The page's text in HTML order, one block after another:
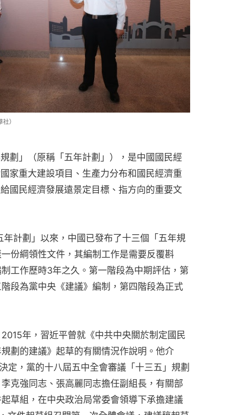
）
劃」（原稱「五年計劃」），是中國國民經
家重大建設項目、生產力分布和國民經濟重
國民經濟發展遠景定目標、指方向的重要文
年計劃」以來，中國已發布了十三個「五年規
份綱領性文件，其編制工作是需要反覆斟
工作歷時3年之久。第一階段為中期評估，第
段為黨中央《建議》編制，第四階段為正式
年，習近平曾就《中共中央關於制定國民
劃的建議》起草的有關情況作說明。他介
定，黨的十八屆五中全會審議「十三五」規劃
克強同志、張高麗同志擔任副組長，有關部
草組，在中央政治局常委會領導下承擔建議